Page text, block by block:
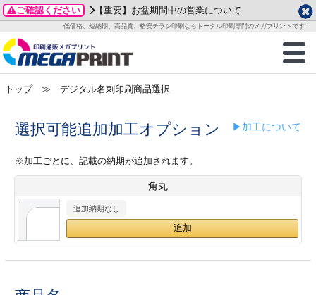
ご確認ください 【重要】お盆期間中の営業について
低価格、短納期、高品質、格安チラシ印刷ならトータル印刷専門のメガプリントです！
商品一覧
グッズ
ステッカー
物
ックカード印刷
ィ・販促グッズ
＆盛り上げ印刷
ご利用ガイド
お客様へ
いて
ついて
方法
刷
カード印刷
ード印刷
ックカード名刺
型マル型印刷
データ作成ガイド
成前に
ガイド
イド
加工指示ガイド
テンプレート
ード印刷
名刺印刷
名刺印刷
ックカード
印刷
一覧
わせ
質問FAQ
り
2026年 8月
月
火 水 木 金
土
1
10
11 12 13
15
24
25 26 27 28
29
2026年 9月
水 木 金
土
14
15
トップ≫ デジタル名刺印刷商品選択
選択可能追加加工オプション ▶加工について
※加工ごとに、記載の納期が追加されます。
角丸
追加納期なし